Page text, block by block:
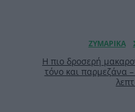
Η πιο δροσερή
τόνο και παρμεζάνα